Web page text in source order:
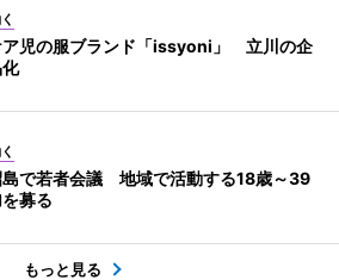
ア児の服ブランド「issyoni」 立川の企
島で若者会議 地域で活動する18歳～39
募る
もっと見る